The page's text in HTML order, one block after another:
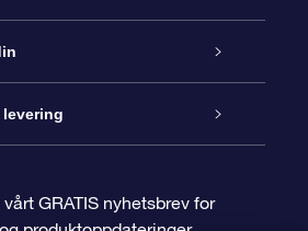
GRATIS nyhetsbrev for